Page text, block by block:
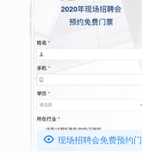
 现场招聘会免费预约门